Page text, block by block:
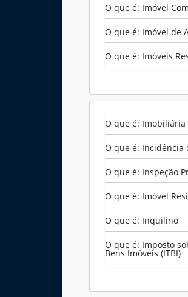
O que é: Imóvel
O que é: Imóvel de
O que é: Imóveis
O que é:
O que é: Incidência
O que é: Inspeção
O que é: Imóvel
O que é: Inquilino
O que é: Imposto
Bens Imóveis (ITBI)
Contato
R. Marape, 130 -
(21) 98578-2335